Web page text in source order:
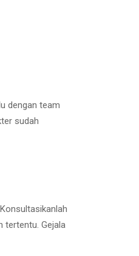
dengan team
sudah
tertentu. Gejala